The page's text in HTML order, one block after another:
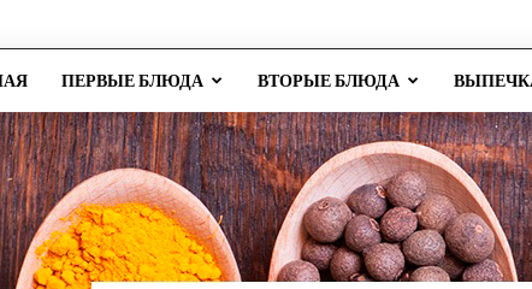
ПЕРВЫЕ БЛЮДА ВТОРЫЕ БЛЮДА